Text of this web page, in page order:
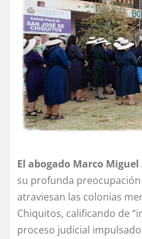
El abogado Marco
su profunda
atraviesan las colonias
Chiquitos, calificando de
proceso judicial